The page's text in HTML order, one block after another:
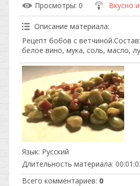
Просмотры: 0 Вкусно
Описание материала:
Рецепт бобов с
белое вино, мука, соль, масло,
Язык: Русский
Длительность материала:
Всего комментариев: 0